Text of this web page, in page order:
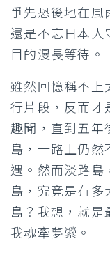
爭先恐後地在風
還是不忘日本人
目的漫長等待。
雖然回憶稱不
行片段，反而才
趣聞，直到五年
島，一路上仍然
遇。然而淡路島
島，究竟是有多
島？我想，就是
我魂牽夢縈。